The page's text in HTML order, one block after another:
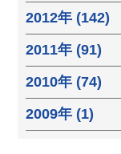
2012年 (142)
2011年 (91)
2010年 (74)
2009年 (1)